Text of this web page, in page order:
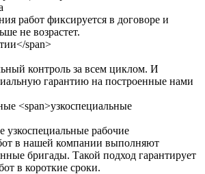
работ фиксируется в договоре и
не возрастет.
контроль за всем циклом. И
гарантию на построенные нами
узкоспециальные рабочие
в нашей компании выполняют
бригады. Такой подход гарантирует
в короткие сроки.